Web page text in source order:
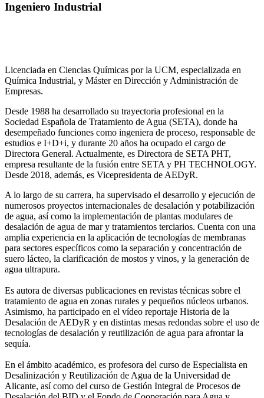
Ingeniero Industrial
Licenciada en Ciencias Químicas por la UCM, especializada en
Química Industrial, y Máster en Dirección y Administración de
Empresas.
Desde 1988 ha desarrollado su trayectoria profesional en la
Sociedad Española de Tratamiento de Agua (SETA), donde ha
desempeñado funciones como ingeniera de proceso, responsable de
estudios e I+D+i, y durante 20 años ha ocupado el cargo de
Directora General. Actualmente, es Directora de SETA PHT,
empresa resultante de la fusión entre SETA y PH TECHNOLOGY.
Desde 2018, además, es Vicepresidenta de AEDyR.
A lo largo de su carrera, ha supervisado el desarrollo y ejecución de
numerosos proyectos internacionales de desalación y potabilización
de agua, así como la implementación de plantas modulares de
desalación de agua de mar y tratamientos terciarios. Cuenta con una
amplia experiencia en la aplicación de tecnologías de membranas
para sectores específicos como la separación y concentración de
suero lácteo, la clarificación de mostos y vinos, y la generación de
agua ultrapura.
Es autora de diversas publicaciones en revistas técnicas sobre el
tratamiento de agua en zonas rurales y pequeños núcleos urbanos.
Asimismo, ha participado en el vídeo reportaje Historia de la
Desalación de AEDyR y en distintas mesas redondas sobre el uso de
tecnologías de desalación y reutilización de agua para afrontar la
sequía.
En el ámbito académico, es profesora del curso de Especialista en
Desalinización y Reutilización de Agua de la Universidad de
Alicante, así como del curso de Gestión Integral de Procesos de